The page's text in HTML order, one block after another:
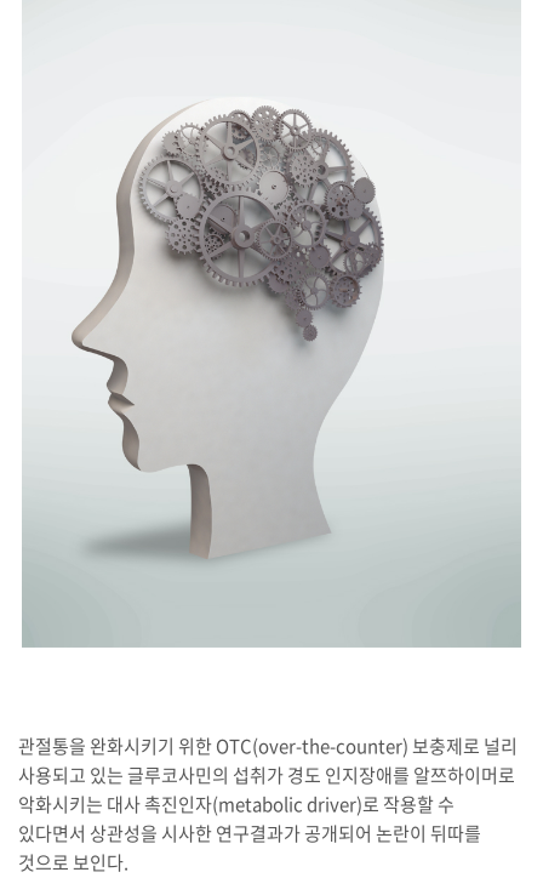
관절통을 완화시키기 위한 OTC(over-the-counter) 보충제로 널리
사용되고 있는 글루코사민의 섭취가 경도 인지장애를 알쯔하이머로
악화시키는 대사 촉진인자(metabolic driver)로 작용할 수
있다면서 상관성을 시사한 연구결과가 공개되어 논란이 뒤따를
것으로 보인다.